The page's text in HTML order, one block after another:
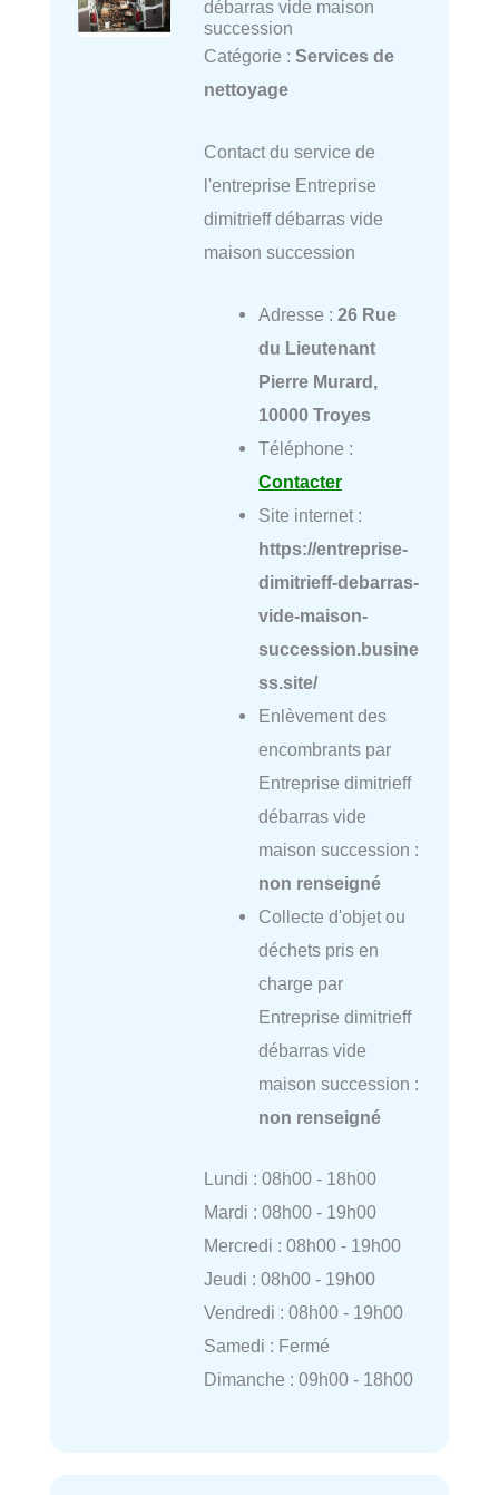
débarras vide maison
succession
Catégorie : Services de
nettoyage
Contact du service de
l'entreprise Entreprise
dimitrieff débarras vide
maison succession
Adresse : 26 Rue
du Lieutenant
Pierre Murard,
10000 Troyes
Téléphone :
Contacter
Site internet :
https://entreprise-
dimitrieff-debarras-
vide-maison-
succession.busine
ss.site/
Enlèvement des
encombrants par
Entreprise dimitrieff
débarras vide
maison succession :
non renseigné
Collecte d'objet ou
déchets pris en
charge par
Entreprise dimitrieff
débarras vide
maison succession :
non renseigné
Lundi : 08h00 - 18h00
Mardi : 08h00 - 19h00
Mercredi : 08h00 - 19h00
Jeudi : 08h00 - 19h00
Vendredi : 08h00 - 19h00
Samedi : Fermé
Dimanche : 09h00 - 18h00